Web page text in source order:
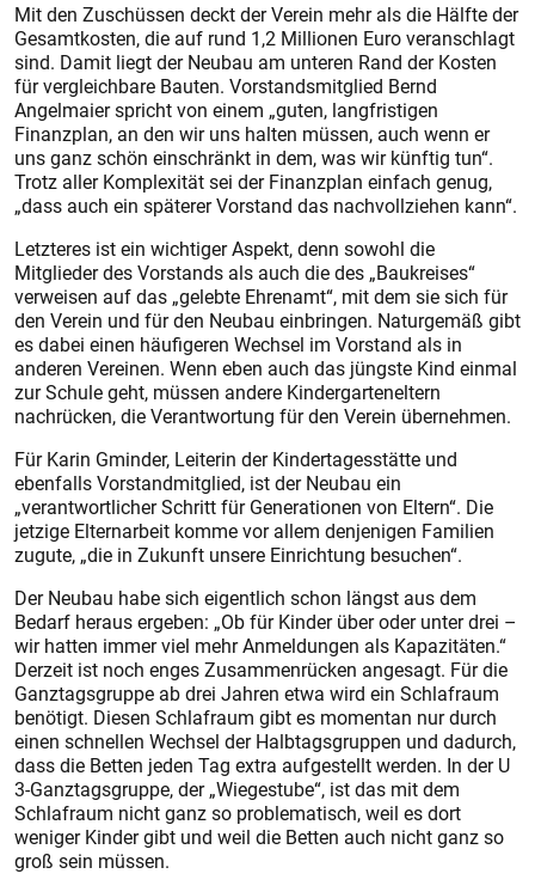
Mit den Zuschüssen deckt der Verein mehr als die Hälfte der
Gesamtkosten, die auf rund 1,2 Millionen Euro veranschlagt
sind. Damit liegt der Neubau am unteren Rand der Kosten
für vergleichbare Bauten. Vorstandsmitglied Bernd
Angelmaier spricht von einem „guten, langfristigen
Finanzplan, an den wir uns halten müssen, auch wenn er
uns ganz schön einschränkt in dem, was wir künftig tun“.
Trotz aller Komplexität sei der Finanzplan einfach genug,
„dass auch ein späterer Vorstand das nachvollziehen kann“.
Letzteres ist ein wichtiger Aspekt, denn sowohl die
Mitglieder des Vorstands als auch die des „Baukreises“
verweisen auf das „gelebte Ehrenamt“, mit dem sie sich für
den Verein und für den Neubau einbringen. Naturgemäß gibt
es dabei einen häufigeren Wechsel im Vorstand als in
anderen Vereinen. Wenn eben auch das jüngste Kind einmal
zur Schule geht, müssen andere Kindergarteneltern
nachrücken, die Verantwortung für den Verein übernehmen.
Für Karin Gminder, Leiterin der Kindertagesstätte und
ebenfalls Vorstandmitglied, ist der Neubau ein
„verantwortlicher Schritt für Generationen von Eltern“. Die
jetzige Elternarbeit komme vor allem denjenigen Familien
zugute, „die in Zukunft unsere Einrichtung besuchen“.
Der Neubau habe sich eigentlich schon längst aus dem
Bedarf heraus ergeben: „Ob für Kinder über oder unter drei –
wir hatten immer viel mehr Anmeldungen als Kapazitäten.“
Derzeit ist noch enges Zusammenrücken angesagt. Für die
Ganztags­gruppe ab drei Jahren etwa wird ein Schlafraum
benötigt. Diesen Schlafraum gibt es momentan nur durch
einen schnellen Wechsel der Halbtagsgruppen und dadurch,
dass die Betten jeden Tag extra aufgestellt werden. In der U
3-Ganztagsgruppe, der „Wiegestube“, ist das mit dem
Schlafraum nicht ganz so problematisch, weil es dort
weniger Kinder gibt und weil die Betten auch nicht ganz so
groß sein müssen.